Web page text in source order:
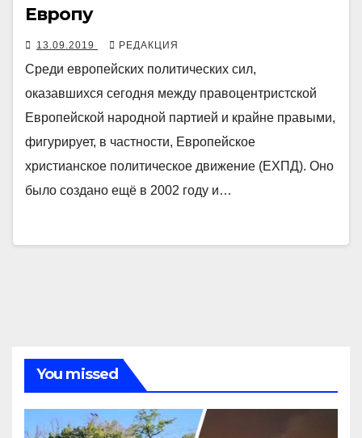
Европу
13.09.2019 РЕДАКЦИЯ
Среди европейских политических сил,
оказавшихся сегодня между правоцентристской
Европейской народной партией и крайне правыми,
фигурирует, в частности, Европейское
христианское политическое движение (ЕХПД). Оно
было создано ещё в 2002 году и…
You missed